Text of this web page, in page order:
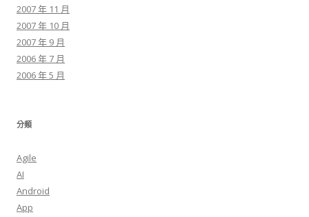
2007 年 11 月
2007 年 10 月
2007 年 9 月
2006 年 7 月
2006 年 5 月
分類
Agile
AI
Android
App